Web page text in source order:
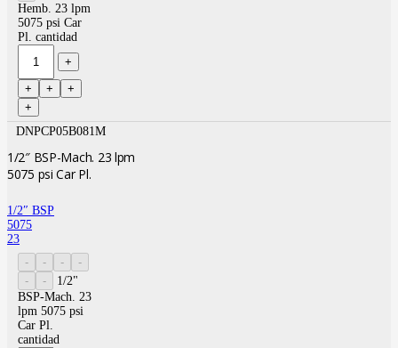
Hemb. 23 lpm
5075 psi Car
Pl. cantidad
DNPCP05B081M
1/2″ BSP-Mach. 23 lpm
5075 psi Car Pl.
1/2″ BSP
5075
23
1/2"
BSP-Mach. 23
lpm 5075 psi
Car Pl.
cantidad